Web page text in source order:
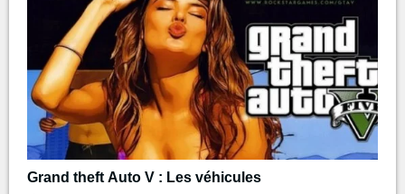
Grand theft Auto V : Les véhicules